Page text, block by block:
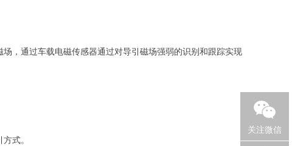
，通过车载电磁传感器通过对导引磁场强弱的识别和跟踪实现
式。
关注微信